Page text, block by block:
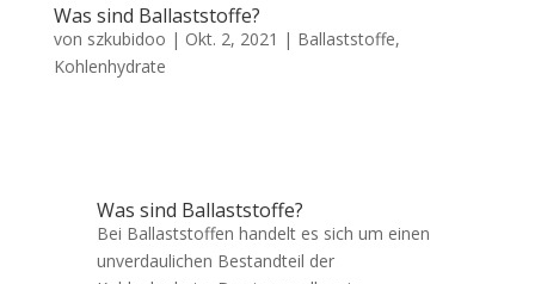
Was sind Ballaststoffe?
von szkubidoo | Okt. 2, 2021 | Ballaststoffe,
Kohlenhydrate
Was sind Ballaststoffe?
Bei Ballaststoffen handelt es sich um einen
unverdaulichen Bestandteil der